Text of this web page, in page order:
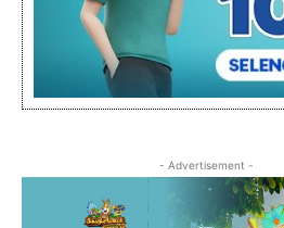
- Advertisement -